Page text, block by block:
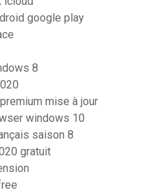
google play
8
mise à jour
windows 10
saison 8
gratuit